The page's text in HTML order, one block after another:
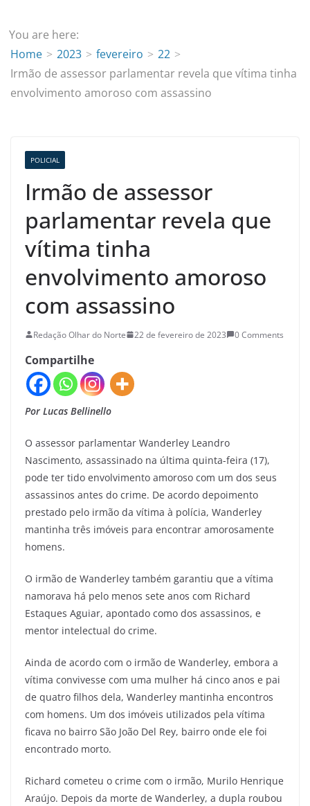
You are here:
Home
2023 fevereiro
22
Irmão de assessor parlamentar revela que vítima tinha
envolvimento amoroso com assassino
POLICIAL
Irmão de assessor
parlamentar revela que
vítima tinha
envolvimento amoroso
com assassino
Redação Olhar do Norte 22 de fevereiro de 2023 0 Comments
Compartilhe
Por Lucas Bellinello
O assessor parlamentar Wanderley Leandro
Nascimento, assassinado na última quinta-feira (17),
pode ter tido envolvimento amoroso com um dos seus
assassinos antes do crime. De acordo depoimento
prestado pelo irmão da vítima à polícia, Wanderley
mantinha três imóveis para encontrar amorosamente
homens.
O irmão de Wanderley também garantiu que a vítima
namorava há pelo menos sete anos com Richard
Estaques Aguiar, apontado como dos assassinos, e
mentor intelectual do crime.
Ainda de acordo com o irmão de Wanderley, embora a
vítima convivesse com uma mulher há cinco anos e pai
de quatro filhos dela, Wanderley mantinha encontros
com homens. Um dos imóveis utilizados pela vítima
ficava no bairro São João Del Rey, bairro onde ele foi
encontrado morto.
Richard cometeu o crime com o irmão, Murilo Henrique
Araújo. Depois da morte de Wanderley, a dupla roubou